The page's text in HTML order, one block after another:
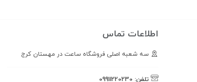
اطلاعات تماس
سه شعبه اصلی فروشگاه ساعت در مهستان کرج
تلفن: 09911220230